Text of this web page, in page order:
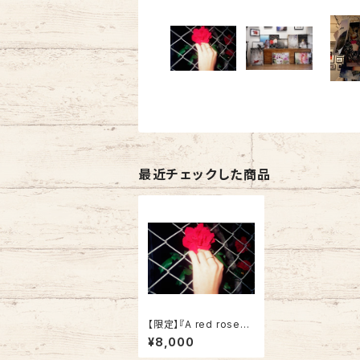
最近チェックした商品
【限定】『A red rose』T
okyo, 2017
¥8,000